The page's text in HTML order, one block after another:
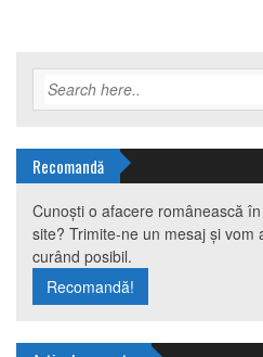
Recomandă
Cunoști o afacere românească
site? Trimite-ne un mesaj și vom
curând posibil.
Recomandă!